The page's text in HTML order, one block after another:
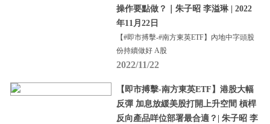
操作要點做？｜朱子昭 李溢琳 | 2022
年11月22日
【#即市搏擊-#南方東英ETF】內地中字頭股
份持續做好 A股
2022/11/22
【即市搏擊-南方東英ETF】港股大幅
反彈 加息放緩美股打開上升空間 槓桿
反向產品咩位部署最合適？| 朱子昭 李